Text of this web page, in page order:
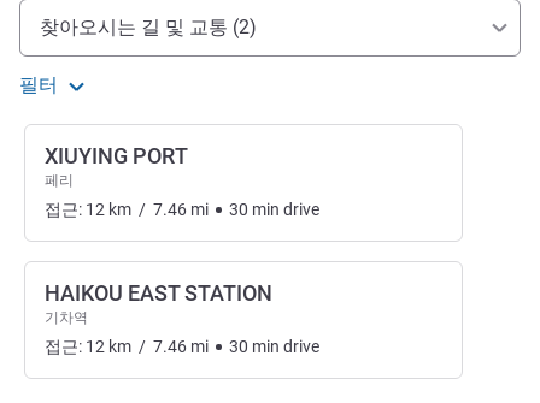
호텔 접근 및 교통
찾아오시는 길 및 교통 (2)
필터
XIUYING PORT
페리
접근: 12 km / 7.46 mi 30 min drive
HAIKOU EAST STATION
기차역
접근: 12 km / 7.46 mi 30 min drive